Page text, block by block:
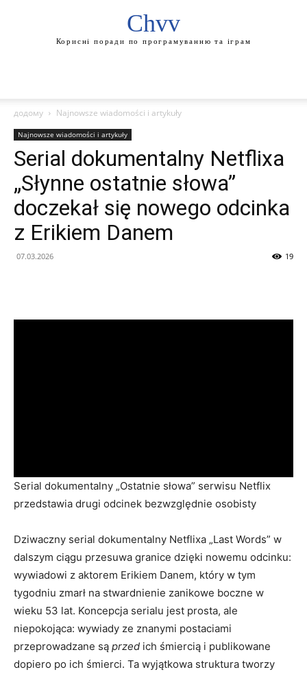
Chvv
Корисні поради по програмуванню та іграм
додому Najnowsze wiadomości i artykuły
Najnowsze wiadomości i artykuły
Serial dokumentalny Netflixa
„Słynne ostatnie słowa”
doczekał się nowego odcinka
z Erikiem Danem
07.03.2026 19
Serial dokumentalny „Ostatnie słowa” serwisu Netflix
przedstawia drugi odcinek bezwzględnie osobisty
Dziwaczny serial dokumentalny Netflixa „Last Words” w
dalszym ciągu przesuwa granice dzięki nowemu odcinku:
wywiadowi z aktorem Erikiem Danem, który w tym
tygodniu zmarł na stwardnienie zanikowe boczne w
wieku 53 lat. Koncepcja serialu jest prosta, ale
niepokojąca: wywiady ze znanymi postaciami
przeprowadzane są przed ich śmiercią i publikowane
dopiero po ich śmierci. Ta wyjątkowa struktura tworzy